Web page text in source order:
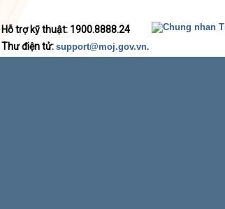
Hỗ trợ kỹ thuật: 1900.8888.24
Thư điện tử: support@moj.gov.vn.